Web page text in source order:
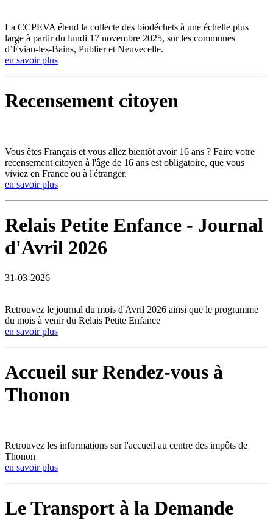
La CCPEVA étend la collecte des biodéchets à une échelle plus
large à partir du lundi 17 novembre 2025, sur les communes
d’Évian-les-Bains, Publier et Neuvecelle.
en savoir plus
Recensement citoyen
Vous êtes Français et vous allez bientôt avoir 16 ans ? Faire votre
recensement citoyen à l'âge de 16 ans est obligatoire, que vous
viviez en France ou à l'étranger.
en savoir plus
Relais Petite Enfance - Journal
d'Avril 2026
31-03-2026
Retrouvez le journal du mois d'Avril 2026 ainsi que le programme
du mois à venir du Relais Petite Enfance
en savoir plus
Accueil sur Rendez-vous à
Thonon
Retrouvez les informations sur l'accueil au centre des impôts de
Thonon
en savoir plus
Le Transport à la Demande